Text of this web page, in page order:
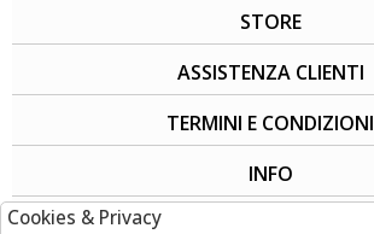
STORE
ASSISTENZA CLIENTI
TERMINI E CONDIZIONI
INFO
Cookies & Privacy